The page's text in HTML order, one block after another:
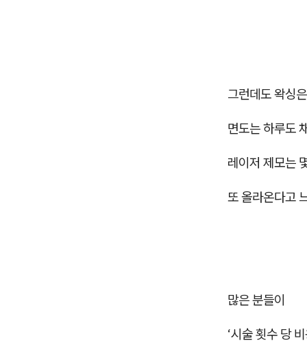
그런데도 왁싱
면도는 하루도
레이저 제모는
또 올라온다고
많은 분들이
‘시술 횟수 당